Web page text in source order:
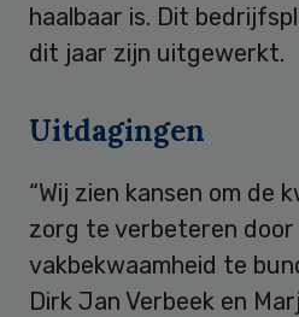
haalbaar is. Dit
dit jaar zijn uitgewerkt.
Uitdagingen
“Wij zien kansen om de
zorg te verbeteren door
vakbekwaamheid te
Dirk Jan Verbeek en